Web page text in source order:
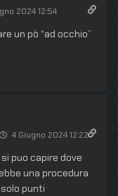
2024 12:54
un pò “ad occhio”
4 Giugno 2024 12:22
puo capire dove
una procedura
punti